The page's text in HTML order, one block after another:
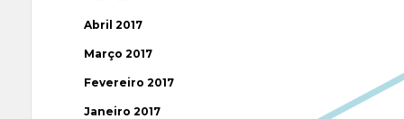
Abril 2017
Março 2017
Fevereiro 2017
Janeiro 2017